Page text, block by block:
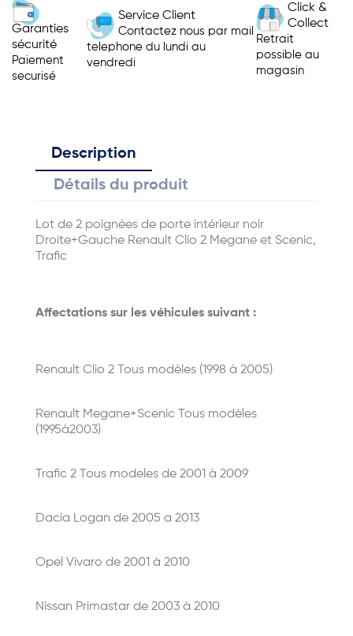
Garanties
sécurité
Paiement
securisé
Service Client
Contactez nous par mail
telephone du lundi au
vendredi
Click &
Collect
Retrait
possible au
magasin
Description
Détails du produit
Lot de 2 poignées de porte intérieur noir
Droite+Gauche Renault Clio 2 Megane et Scenic,
Trafic
Affectations sur les véhicules suivant :
Renault Clio 2 Tous modèles (1998 à 2005)
Renault Megane+Scenic Tous modèles
(1995à2003)
Trafic 2 Tous modeles de 2001 à 2009
Dacia Logan de 2005 a 2013
Opel Vivaro de 2001 à 2010
Nissan Primastar de 2003 à 2010